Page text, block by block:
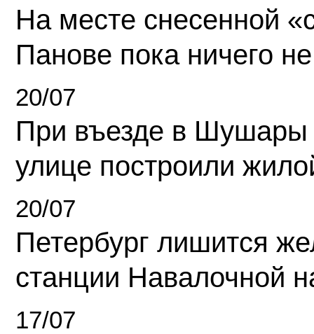
На месте снесенной
Панове пока ничего
20/07
При въезде в Шушары
улице построили
20/07
Петербург лишится
станции Навалочной
17/07